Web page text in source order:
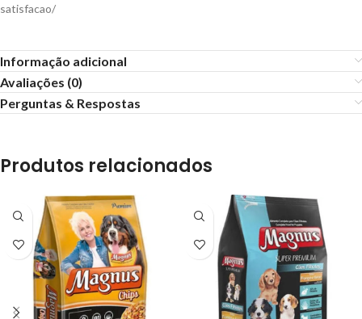
satisfacao/
Informação adicional
Avaliações (0)
Perguntas & Respostas
Produtos relacionados